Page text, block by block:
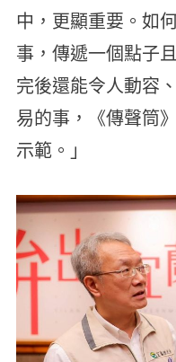
中，更顯重要。如
事，傳遞一個點子
完後還能令人動容
易的事，《傳聲筒
示範。」